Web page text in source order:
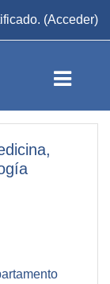
(Acceder)